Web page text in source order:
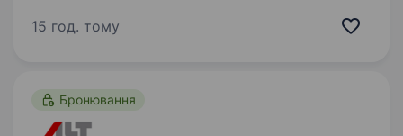
СЕ у зв’язку з розширенням підприємства
15 год. тому
Бронювання